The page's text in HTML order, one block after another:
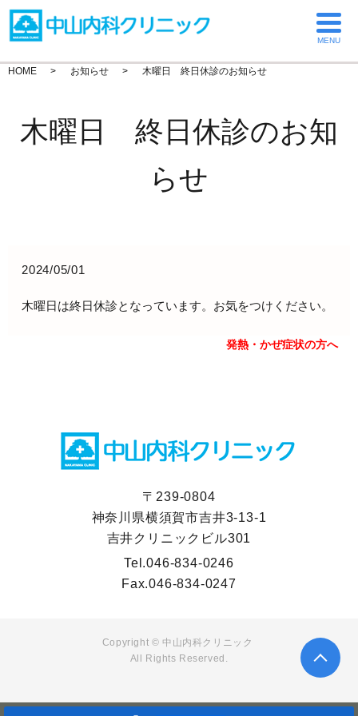
MENU
HOME お知らせ 木曜日 終日休診のお知らせ
木曜日 終日休診のお知
らせ
2024/05/01
木曜日は終日休診となっています。お気をつけください。
発熱・かぜ症状の方へ
〒239-0804
神奈川県横須賀市吉井3-13-1
吉井クリニックビル301
Tel.046-834-0246
Fax.046-834-0247
Copyright © 中山内科クリニック
All Rights Reserved.